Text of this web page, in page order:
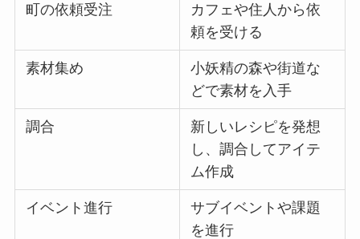
町の依頼受注
カフェや住人から依
頼を受ける
素材集め
小妖精の森や街道な
どで素材を入手
調合
新しいレシピを発想
し、調合してアイテ
ム作成
イベント進行
サブイベントや課題
を進行